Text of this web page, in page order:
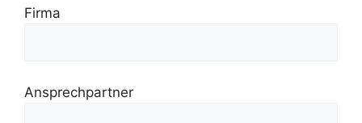
Firma
Ansprechpartner